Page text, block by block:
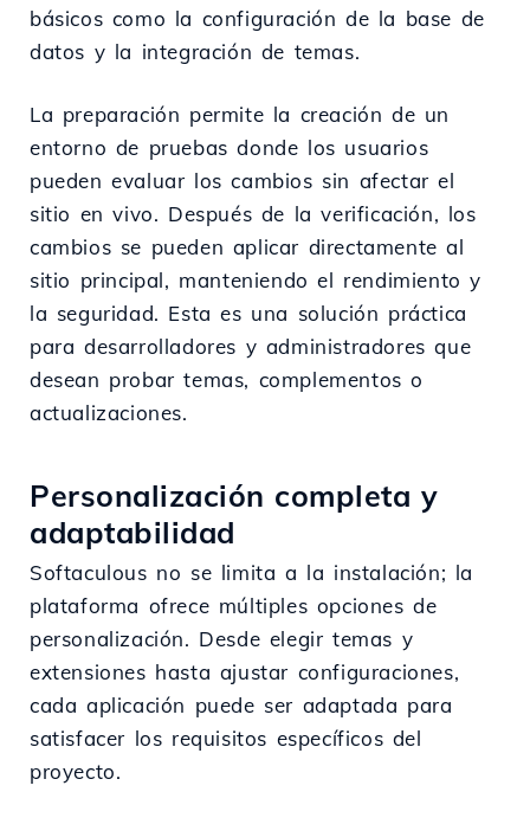
básicos como la configuración de la base de
datos y la integración de temas.
La preparación permite la creación de un
entorno de pruebas donde los usuarios
pueden evaluar los cambios sin afectar el
sitio en vivo. Después de la verificación, los
cambios se pueden aplicar directamente al
sitio principal, manteniendo el rendimiento y
la seguridad. Esta es una solución práctica
para desarrolladores y administradores que
desean probar temas, complementos o
actualizaciones.
Personalización completa y
adaptabilidad
Softaculous no se limita a la instalación; la
plataforma ofrece múltiples opciones de
personalización. Desde elegir temas y
extensiones hasta ajustar configuraciones,
cada aplicación puede ser adaptada para
satisfacer los requisitos específicos del
proyecto.